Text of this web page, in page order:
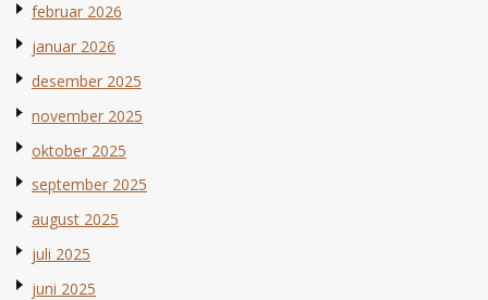
februar 2026
januar 2026
desember 2025
november 2025
oktober 2025
september 2025
august 2025
juli 2025
juni 2025